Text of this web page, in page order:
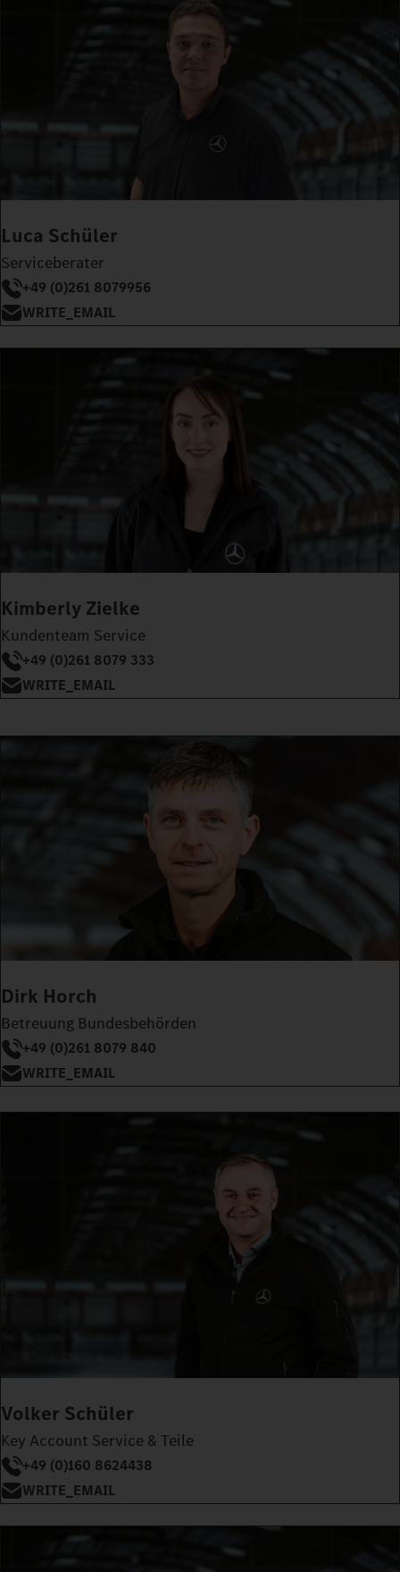
Luca Schüler
Serviceberater
+49 (0)261 8079956
WRITE_EMAIL
Kimberly Zielke
Kundenteam Service
+49 (0)261 8079 333
WRITE_EMAIL
Dirk Horch
Betreuung Bundesbehörden
+49 (0)261 8079 840
WRITE_EMAIL
Volker Schüler
Key Account Service & Teile
+49 (0)160 8624438
WRITE_EMAIL